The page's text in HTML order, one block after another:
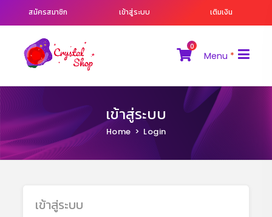
0
Menu *
เข้าสู่ระบบ
Home Login
เข้าสู่ระบบ
สมัครสมาชิก เข้าสู่ระบบ เติมเงิน